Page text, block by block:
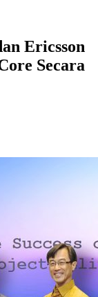
Ericsson
Secara